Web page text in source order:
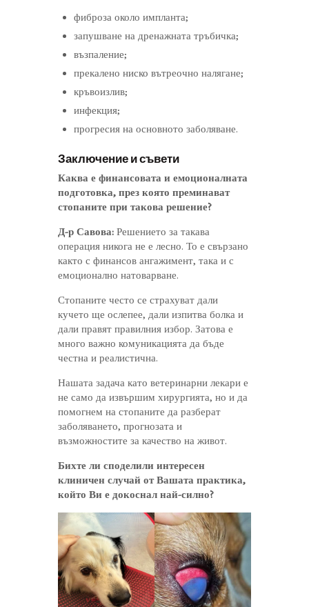
фиброза около импланта;
запушване на дренажната тръбичка;
възпаление;
прекалено ниско вътреочно налягане;
кръвоизлив;
инфекция;
прогресия на основното заболяване.
Заключение и съвети
Каква е финансовата и емоционалната
подготовка, през която преминават
стопаните при такова решение?
Д-р Савова: Решението за такава
операция никога не е лесно. То е свързано
както с финансов ангажимент, така и с
емоционално натоварване.
Стопаните често се страхуват дали
кучето ще ослепее, дали изпитва болка и
дали правят правилния избор. Затова е
много важно комуникацията да бъде
честна и реалистична.
Нашата задача като ветеринарни лекари е
не само да извършим хирургията, но и да
помогнем на стопаните да разберат
заболяването, прогнозата и
възможностите за качество на живот.
Бихте ли споделили интересен
клиничен случай от Вашата практика,
който Ви е докоснал най-силно?